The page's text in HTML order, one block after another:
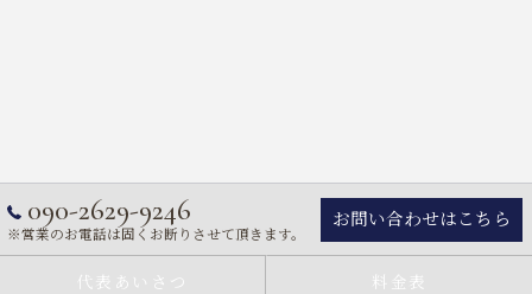
090-2629-9246
※営業のお電話は固くお断りさせて頂きます。
お問い合わせはこちら
代表あいさつ 料金表